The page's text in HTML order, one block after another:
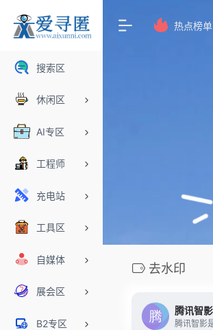
搜索区
休闲区
AI专区
工程师
充电站
工具区
自媒体
展会区
B2专区
热点榜单
去水印
腾讯智影